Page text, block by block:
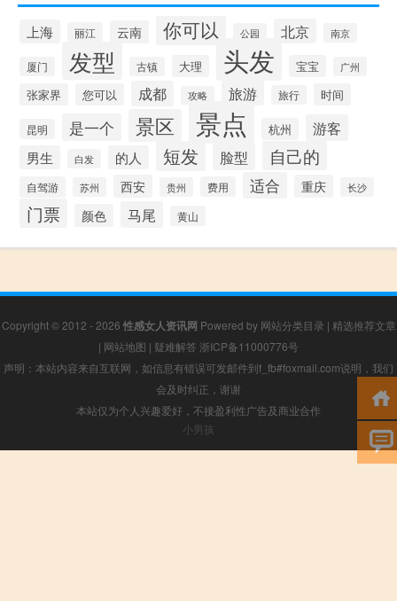
上海 丽江 云南 你可以 公园 北京 南京
厦门 发型 古镇 大理 头发 宝宝 广州
张家界 您可以 成都 攻略 旅游 旅行 时间
昆明 是一个 景区 景点 杭州 游客
男生 白发 的人 短发 脸型 自己的
自驾游 苏州 西安 贵州 费用 适合 重庆 长沙
门票 颜色 马尾 黄山
Copyright © 2012 - 2026 性感女人资讯网 Powered by 网站分类目录 | 精选推荐文章
| 网站地图 | 疑难解答 浙ICP备11000776号
声明：本站内容来自互联网，如信息有错误可发邮件到f_fb#foxmail.com说明，我们
会及时纠正，谢谢
本站仅为个人兴趣爱好，不接盈利性广告及商业合作
小男孩